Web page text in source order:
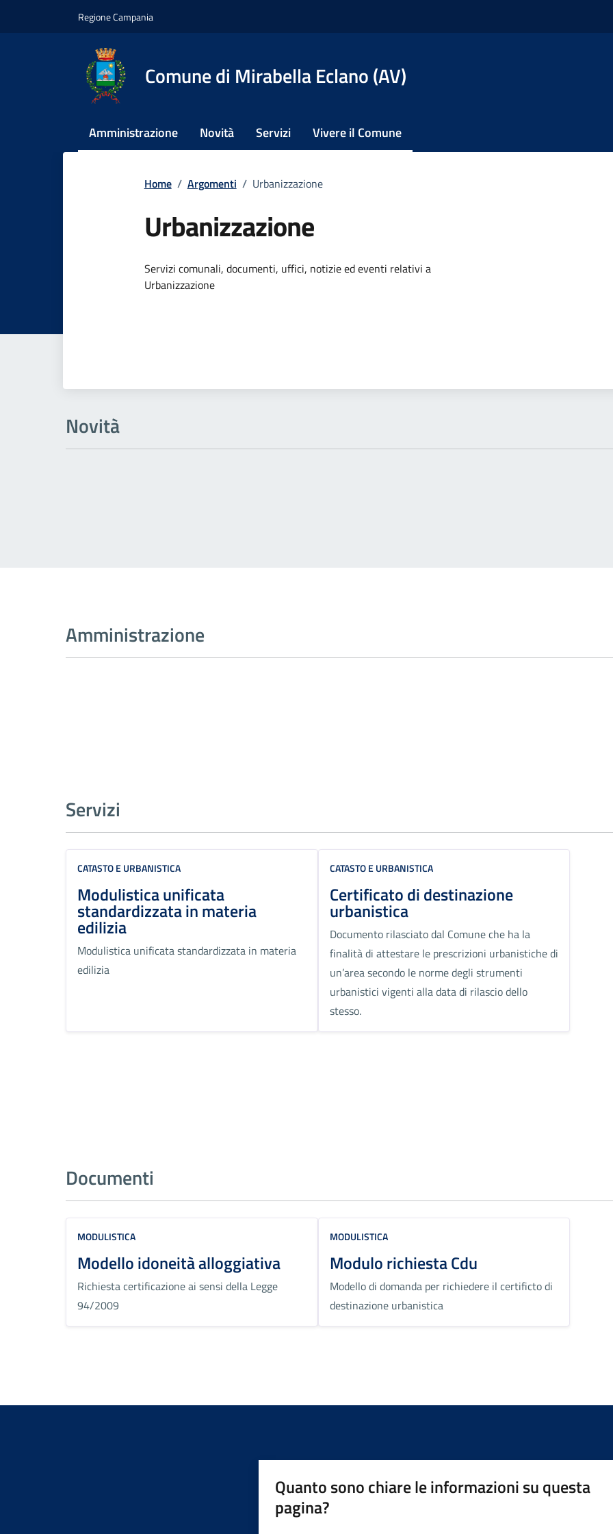
Regione Campania
Comune di Mirabella Eclano (AV)
Amministrazione Novità Servizi Vivere il Comune
Home / Argomenti / Urbanizzazione
Urbanizzazione
Dettagli dell'argomento
Servizi comunali, documenti, uffici, notizie ed eventi relativi a
Urbanizzazione
Novità
Amministrazione
Servizi
CATASTO E URBANISTICA
Modulistica unificata
standardizzata in materia
edilizia
Modulistica unificata standardizzata in materia
edilizia
CATASTO E URBANISTICA
Certificato di destinazione
urbanistica
Documento rilasciato dal Comune che ha la
finalità di attestare le prescrizioni urbanistiche di
un’area secondo le norme degli strumenti
urbanistici vigenti alla data di rilascio dello
stesso.
Documenti
MODULISTICA
Modello idoneità alloggiativa
Richiesta certificazione ai sensi della Legge
94/2009
MODULISTICA
Modulo richiesta Cdu
Modello di domanda per richiedere il certificto di
destinazione urbanistica
Quanto sono chiare le informazioni su questa
pagina?